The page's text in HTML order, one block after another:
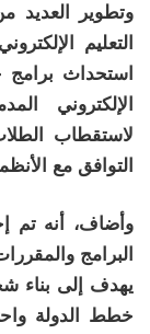
وتطوير العديد
التعليم
استحداث برامج
الإلكتروني
لاستقطاب
التوافق مع
وأضاف، أنه تم
البرامج
يهدف إلى بناء
خطط الدولة